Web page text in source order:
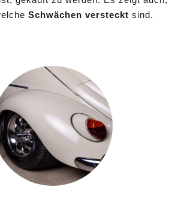
Schwächen versteckt sind.